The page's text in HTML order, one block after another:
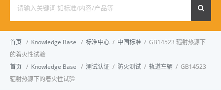
for:
首页 / Knowledge Base / 标准中心 / 中国标准 / GB14523 辐射热源下
的着火性试验
首页 / Knowledge Base / 测试认证 / 防火测试 / 轨道车辆 / GB14523
辐射热源下的着火性试验